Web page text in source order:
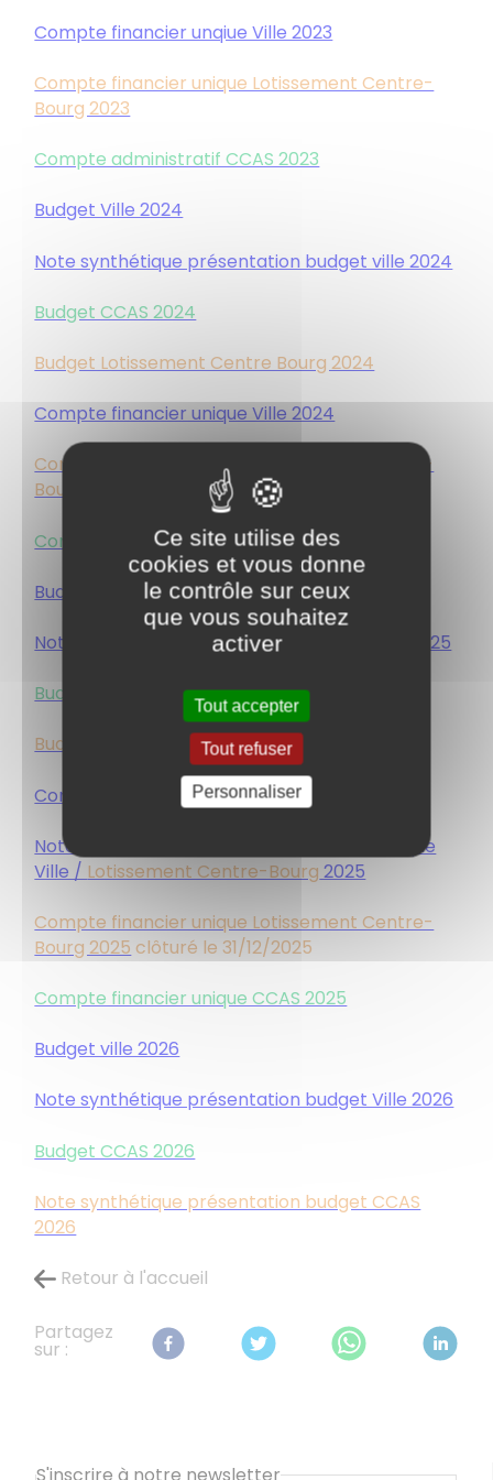
Compte financier unqiue Ville 2023
Compte financier unique Lotissement Centre-
Bourg 2023
Compte administratif CCAS 2023
Budget Ville 2024
Note synthétique présentation budget ville 2024
Budget CCAS 2024
Budget Lotissement Centre Bourg 2024
Compte financier unique Ville 2024
Compte financier unique Lotissement Centre-
Bourg 2024
Compte financier unique CCAS 2024
Budget Ville 2025
Note synthétique présentation budget ville 2025
Budget CCAS 2025
Budget Lotissement Centre Bourg 2025
Compte financier unique Ville 2025
Note de présentation compte financier unique
Ville / Lotissement Centre-Bourg 2025
Compte financier unique Lotissement Centre-
Bourg 2025 clôturé le 31/12/2025
Compte financier unique CCAS 2025
Budget ville 2026
Note synthétique présentation budget Ville 2026
Budget CCAS 2026
Note synthétique présentation budget CCAS
2026
Retour à l'accueil
Partagez
sur :
S'inscrire à notre newsletter
Ce site utilise des
cookies et vous donne
le contrôle sur ceux
que vous souhaitez
activer
Tout accepter
Tout refuser
Personnaliser